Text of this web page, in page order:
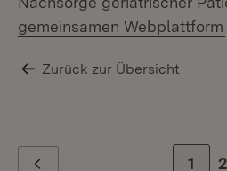
gemeinsamen Webplattform
Zurück zur Übersicht
Zur
1 2